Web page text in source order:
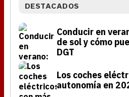
DESTACADOS
Conducir en
de sol y cómo
DGT
Los coches
autonomía en